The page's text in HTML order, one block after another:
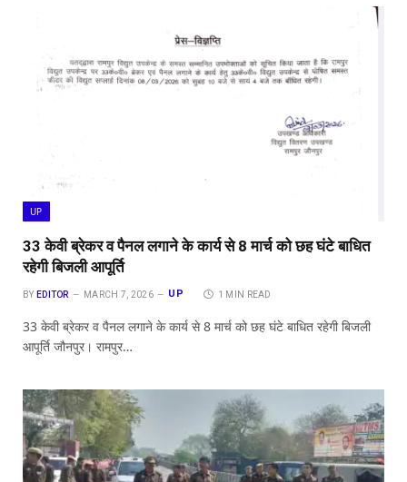
UP
33 केवी ब्रेकर व पैनल लगाने के कार्य से 8 मार्च को छह घंटे बाधित
रहेगी बिजली आपूर्ति
BY EDITOR MARCH 7, 2026 UP 1 MIN READ
33 केवी ब्रेकर व पैनल लगाने के कार्य से 8 मार्च को छह घंटे बाधित रहेगी बिजली
आपूर्ति जौनपुर। रामपुर…